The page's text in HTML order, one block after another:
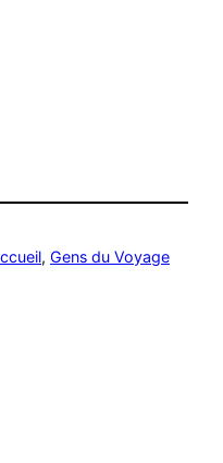
, Gens du Voyage